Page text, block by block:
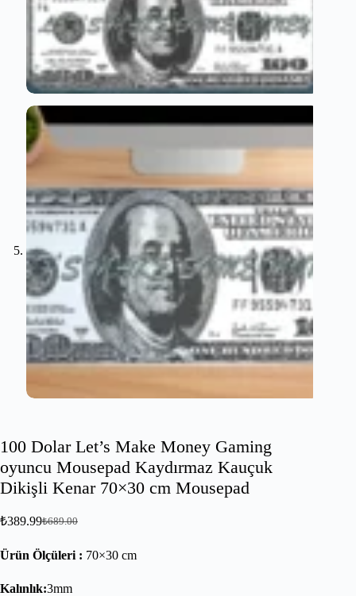
100 Dolar Let’s Make Money Gaming
oyuncu Mousepad Kaydırmaz Kauçuk
Dikişli Kenar 70×30 cm Mousepad
₺689.00
₺389.99
Ürün Ölçüleri : 70×30 cm
Kalınlık:3mm